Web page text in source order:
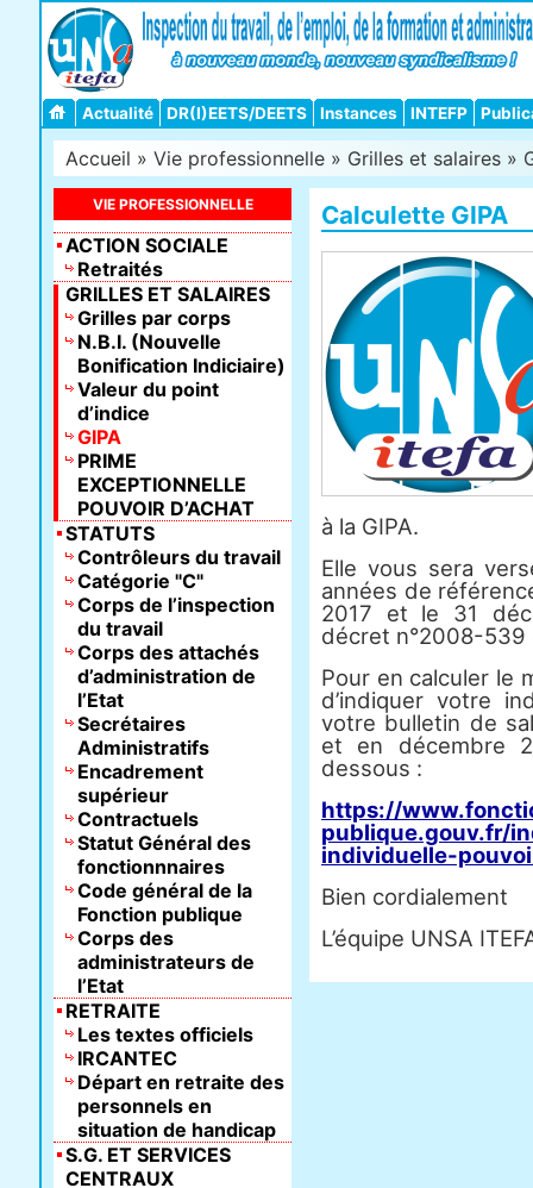
Actualité DR(I)EETS/DEETS Instances INTEFP
Accueil » Vie professionnelle » Grilles et salaires »
Calculette GIPA
à la GIPA.
Elle vous sera
années de
2017 et le 31
décret n°2008-539
Pour en calculer le
d’indiquer votre
votre bulletin de
et en décembre
dessous :
https://
publique.gouv.fr/
individuelle-
Bien cordialement
L’équipe UNSA
VIE PROFESSIONNELLE
ACTION SOCIALE
Retraités
GRILLES ET SALAIRES
Grilles par corps
N.B.I. (Nouvelle
Bonification Indiciaire)
Valeur du point
d’indice
GIPA
PRIME
EXCEPTIONNELLE
POUVOIR D’ACHAT
STATUTS
Contrôleurs du travail
Catégorie "C"
Corps de l’inspection
du travail
Corps des attachés
d’administration de
l’Etat
Secrétaires
Administratifs
Encadrement
supérieur
Contractuels
Statut Général des
fonctionnnaires
Code général de la
Fonction publique
Corps des
administrateurs de
l’Etat
RETRAITE
Les textes officiels
IRCANTEC
Départ en retraite des
personnels en
situation de handicap
S.G. ET SERVICES
CENTRAUX